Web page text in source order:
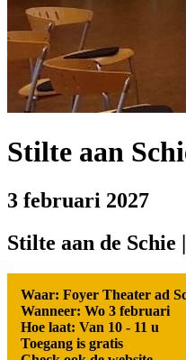
Stilte aan
3 februari 2027
Stilte aan de Schie
Waar: Foyer Theater ad
Wanneer: Wo 3 februari
Hoe laat: Van 10 - 11 u
Toegang is gratis